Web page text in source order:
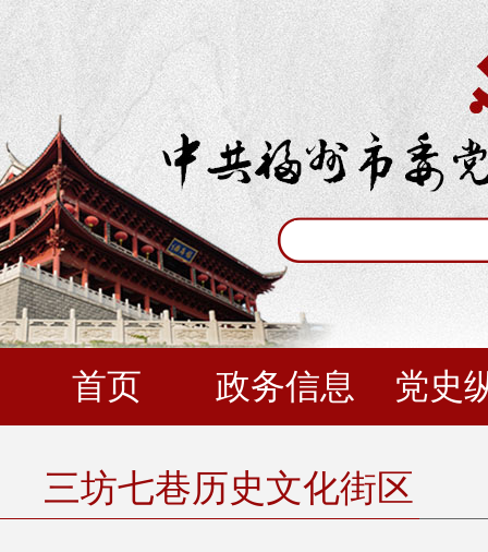
首页 政务信息 党史
三坊七巷历史文化街区